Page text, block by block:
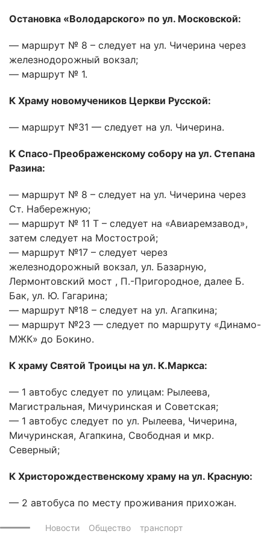
Остановка «Володарского» по ул. Московской:
— маршрут № 8 – следует на ул. Чичерина через
железнодорожный вокзал;
— маршрут № 1.
К Храму новомучеников Церкви Русской:
— маршрут №31 — следует на ул. Чичерина.
К Спасо-Преображенскому собору на ул. Степана
Разина:
— маршрут № 8 – следует на ул. Чичерина через
Ст. Набережную;
— маршрут № 11 Т – следует на «Авиаремзавод»,
затем следует на Мостострой;
— маршрут №17 – следует через
железнодорожный вокзал, ул. Базарную,
Лермонтовский мост , П.-Пригородное, далее Б.
Бак, ул. Ю. Гагарина;
— маршрут №18 – следует на ул. Агапкина;
— маршрут №23 — следует по маршруту «Динамо-
МЖК» до Бокино.
К храму Святой Троицы на ул. К.Маркса:
— 1 автобус следует по улицам: Рылеева,
Магистральная, Мичуринская и Советская;
— 1 автобус следует по ул. Рылеева, Чичерина,
Мичуринская, Агапкина, Свободная и мкр.
Северный;
К Христорождественскому храму на ул. Красную:
— 2 автобуса по месту проживания прихожан.
Новости Общество транспорт